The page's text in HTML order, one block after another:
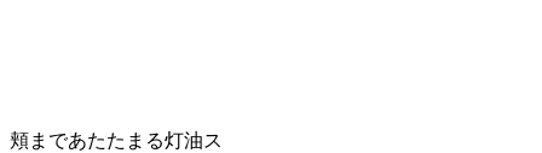
頬まであたたまる灯油ス